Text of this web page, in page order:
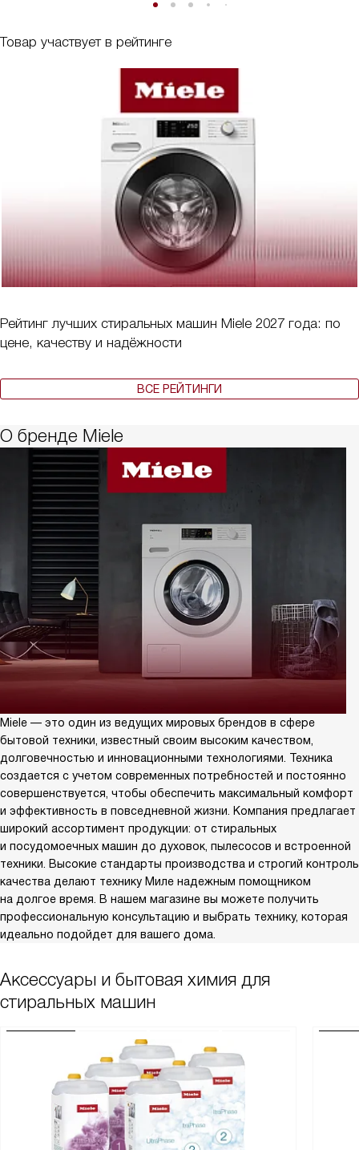
Товар участвует в рейтинге
Рейтинг лучших стиральных машин Miele 2027 года: по
цене, качеству и надёжности
ВСЕ РЕЙТИНГИ
О бренде Miele
Miele — это один из ведущих мировых брендов в сфере
бытовой техники, известный своим высоким качеством,
долговечностью и инновационными технологиями. Техника
создается с учетом современных потребностей и постоянно
совершенствуется, чтобы обеспечить максимальный комфорт
и эффективность в повседневной жизни. Компания предлагает
широкий ассортимент продукции: от стиральных
и посудомоечных машин до духовок, пылесосов и встроенной
техники. Высокие стандарты производства и строгий контроль
качества делают технику Миле надежным помощником
на долгое время. В нашем магазине вы можете получить
профессиональную консультацию и выбрать технику, которая
идеально подойдет для вашего дома.
Аксессуары и бытовая химия для
стиральных машин